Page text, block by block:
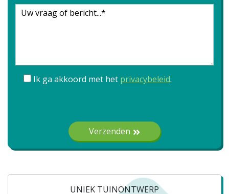
Ik ga akkoord met het privacybeleid.
Gelieve dit veld leeg te laten.
Verzenden
UNIEK TUINONTWERP